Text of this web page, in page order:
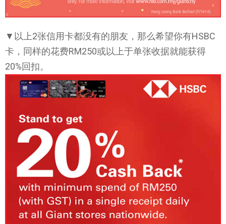
▼以上2张信用卡都没有的朋友，那么希望你有HSBC
卡，同样的花费RM250或以上于单张收据就能获得
20%回扣。